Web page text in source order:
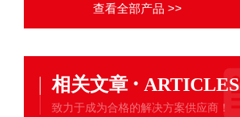
查看全部产品 >>
相关文章 · ARTICLES
致力于成为合格的解决方案供应商！